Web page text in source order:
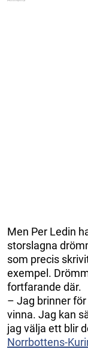
Men Per Ledin
storslagna
som precis
exempel.
fortfarande där.
– Jag brinner
vinna. Jag kan
jag välja ett blir
Norrbottens-